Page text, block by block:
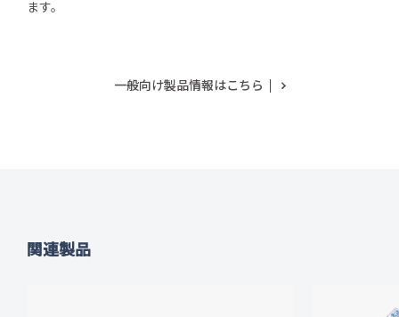
ます。
一般向け製品情報はこちら
関連製品